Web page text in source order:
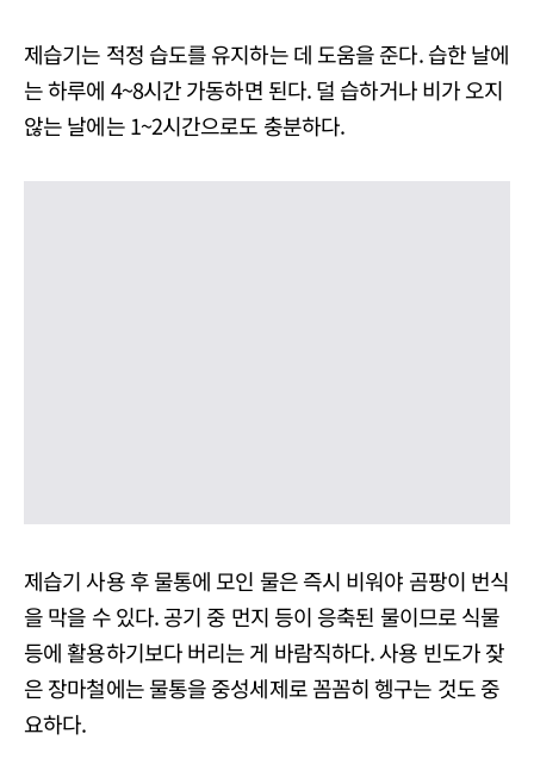
제습기는 적정 습도를 유지하는 데 도움을 준다. 습한 날에
는 하루에 4~8시간 가동하면 된다. 덜 습하거나 비가 오지
않는 날에는 1~2시간으로도 충분하다.
제습기 사용 후 물통에 모인 물은 즉시 비워야 곰팡이 번식
을 막을 수 있다. 공기 중 먼지 등이 응축된 물이므로 식물
등에 활용하기보다 버리는 게 바람직하다. 사용 빈도가 잦
은 장마철에는 물통을 중성세제로 꼼꼼히 헹구는 것도 중
요하다.